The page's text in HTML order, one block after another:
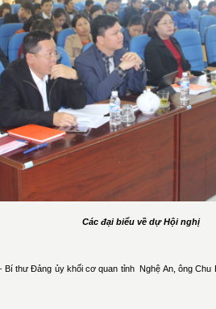
Các đại biểu về dự Hội nghị
thư Đảng ủy khối cơ quan tỉnh Nghệ An, ông